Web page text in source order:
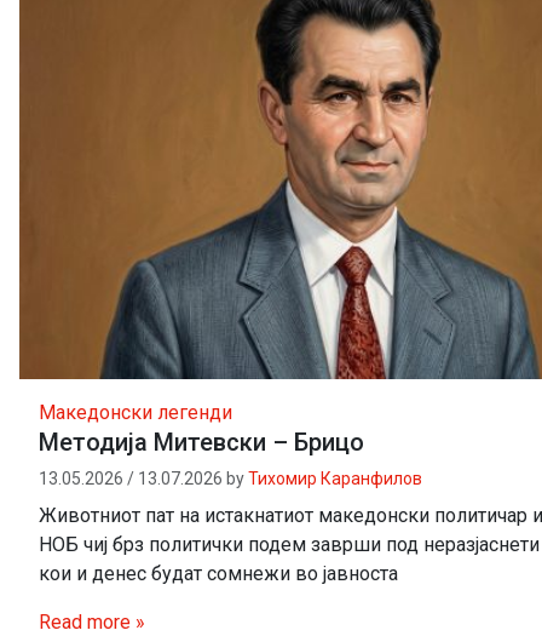
Македонски легенди
Методија Митевски – Брицо
13.05.2026 / 13.07.2026 byТихомир Каранфилов
Животниот пат на истакнатиот македонски политичар
НОБ чиј брз политички подем заврши под
кои и денес будат сомнежи во јавноста
Read more »